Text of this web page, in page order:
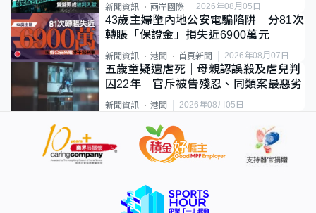
新聞資訊 兩岸國際 2026年08月05日
43歲主婦墮內地公安電騙陷阱 分81次
轉賬「保證金」損失近6900萬元
新聞資訊 港聞 首頁新聞 2026年08月07日
五歲童疑遭虐死｜母親認誤殺及虐兒判
囚22年 官斥被告殘忍、同類案最惡劣
新聞資訊 港聞 2026年08月05日